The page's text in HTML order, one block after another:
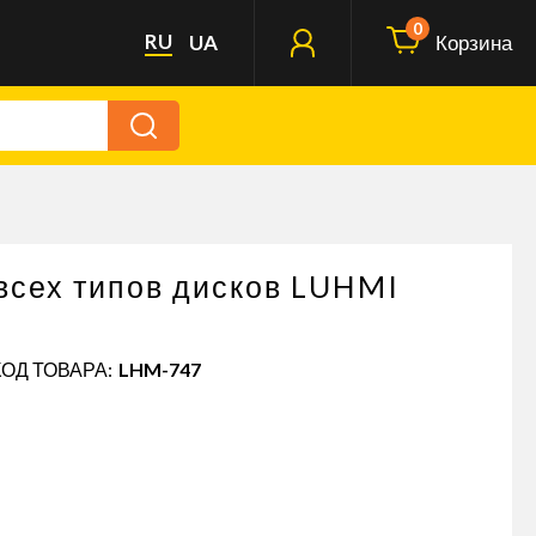
RU UA
0
Корзина
типов дисков LUHMI
ТОВАРА: LHM-747